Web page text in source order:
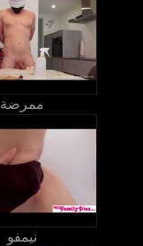
ممرضة
نيمفو